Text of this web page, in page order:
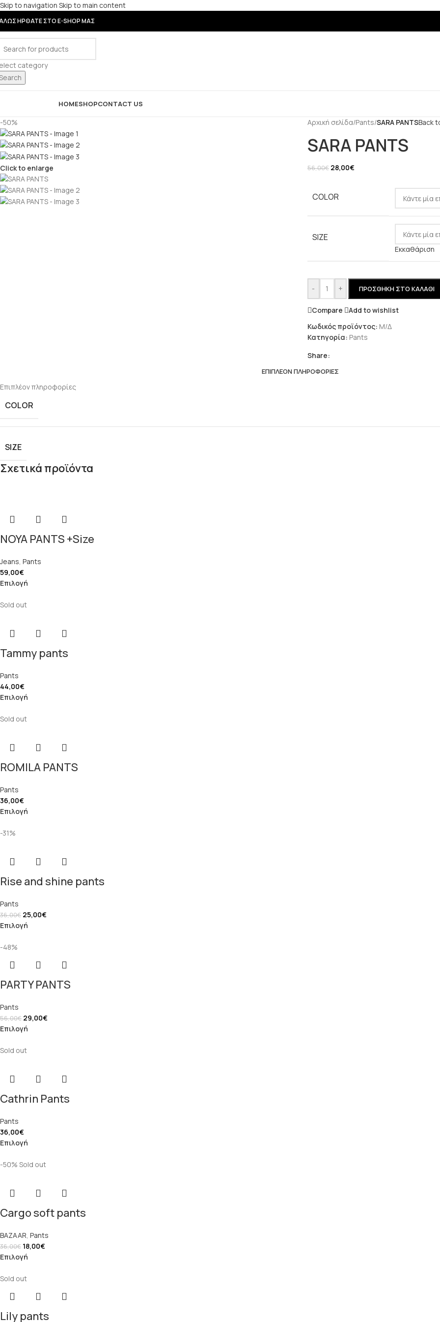
Skip to navigation Skip to main content
ΗΡΘΑΤΕ ΣΤΟ E-SHOP ΜΑΣ
category
HOMESHOPCONTACT US
-50%
Click to enlarge
Αρχική σελίδα/Pants/SARA PANTSBack
SARA PANTS
56,00€ 28,00€
COLOR
SIZE
Εκκαθάριση
- + ΠΡΟΣΘΉΚΗ ΣΤΟ ΚΑΛΆΘΙ
Compare
Add to wishlist
Κωδικός προϊόντος: Μ/Δ
Κατηγορία: Pants
Share:
ΕΠΙΠΛΈΟΝ ΠΛΗΡΟΦΟΡΊΕΣ
Επιπλέον πληροφορίες
COLOR
SIZE
Σχετικά προϊόντα
NOYA PANTS +Size
Jeans, Pants
59,00€
Επιλογή
Sold out
Tammy pants
Pants
44,00€
Επιλογή
Sold out
ROMILA PANTS
Pants
36,00€
Επιλογή
-31%
Rise and shine pants
Pants
36,00€ 25,00€
Επιλογή
-48%
PARTY PANTS
Pants
56,00€ 29,00€
Επιλογή
Sold out
Cathrin Pants
Pants
36,00€
Επιλογή
-50% Sold out
Cargo soft pants
BAZAAR, Pants
36,00€ 18,00€
Επιλογή
Sold out
Lily pants